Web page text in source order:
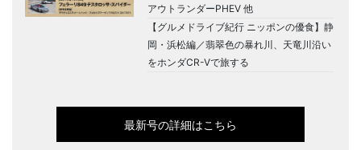
アウトランダーPHEV 他
【グルメドライブ紀行 ニッポンの優食】静
岡・浜松編／翡翠色の暴れ川、天竜川沿い
をホンダCR-Vで旅する
最新号の詳細はこちら